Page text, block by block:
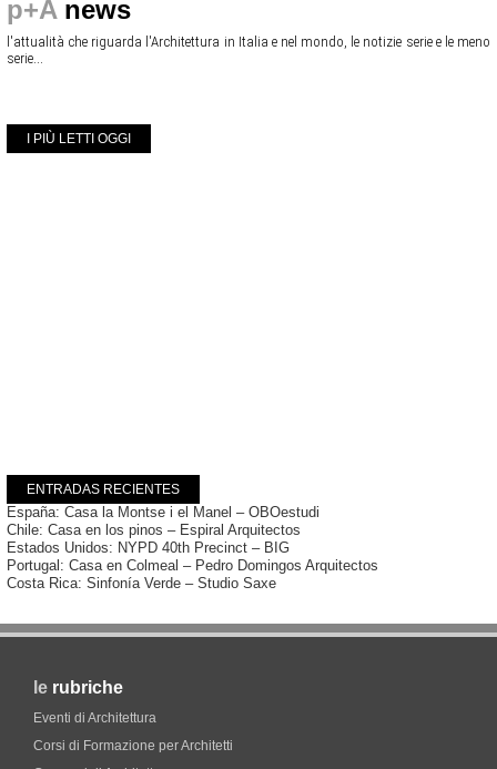
p+A news
l'attualità che riguarda l'Architettura in Italia e nel mondo, le notizie serie e le meno
serie...
I PIÙ LETTI OGGI
ENTRADAS RECIENTES
España: Casa la Montse i el Manel – OBOestudi
Chile: Casa en los pinos – Espiral Arquitectos
Estados Unidos: NYPD 40th Precinct – BIG
Portugal: Casa en Colmeal – Pedro Domingos Arquitectos
Costa Rica: Sinfonía Verde – Studio Saxe
le rubriche
Eventi di Architettura
Corsi di Formazione per Architetti